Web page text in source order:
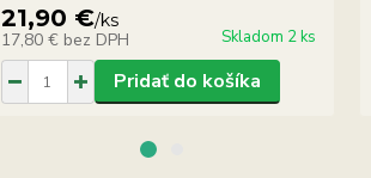
21,90 €/ks
17,80 € bez DPH Skladom 2 ks
Pridať do košíka